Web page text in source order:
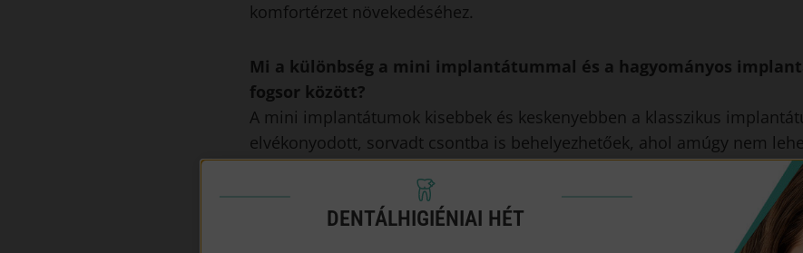
komfortérzet növekedéséhez.
Mi a különbség a mini implantátummal és a hagyományos
fogsor között?
A mini implantátumok kisebbek és keskenyebben a klasszikus
elvékonyodott, sorvadt csontba is behelyezhetőek, ahol amúgy nem
fogbeültetést kivitelezni. Használatával elkerülhető a csontpótlás. Mini
legtöbb esetben ínyen keresztül behelyezhetőek az állcsontba, így nincs
sebvarrásra, nincs fájdalom és duzzanat sem!
DENTÁLHIGIÉNIAI HÉT